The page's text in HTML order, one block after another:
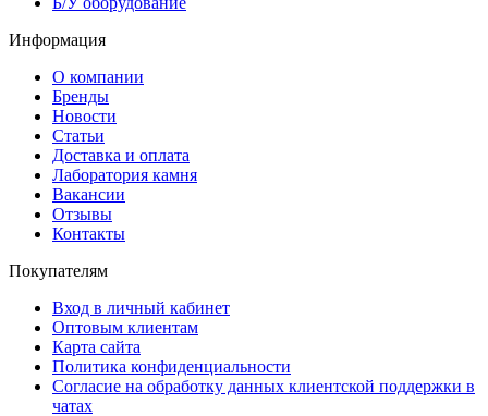
Информация
О компании
Бренды
Новости
Статьи
Доставка и оплата
Лаборатория камня
Вакансии
Отзывы
Контакты
Покупателям
Вход в личный кабинет
Оптовым клиентам
Карта сайта
Политика конфиденциальности
Согласие на обработку данных клиентской поддержки в
чатах